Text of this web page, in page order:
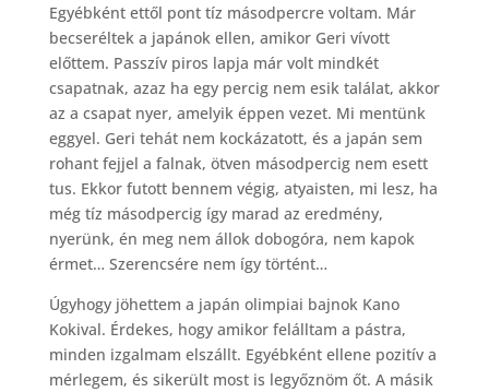
Egyébként ettől pont tíz másodpercre voltam. Már
becseréltek a japánok ellen, amikor Geri vívott
előttem. Passzív piros lapja már volt mindkét
csapatnak, azaz ha egy percig nem esik találat, akkor
az a csapat nyer, amelyik éppen vezet. Mi mentünk
eggyel. Geri tehát nem kockázatott, és a japán sem
rohant fejjel a falnak, ötven másodpercig nem esett
tus. Ekkor futott bennem végig, atyaisten, mi lesz, ha
még tíz másodpercig így marad az eredmény,
nyerünk, én meg nem állok dobogóra, nem kapok
érmet… Szerencsére nem így történt…
Úgyhogy jöhettem a japán olimpiai bajnok Kano
Kokival. Érdekes, hogy amikor felálltam a pástra,
minden izgalmam elszállt. Egyébként ellene pozitív a
mérlegem, és sikerült most is legyőznöm őt. A másik